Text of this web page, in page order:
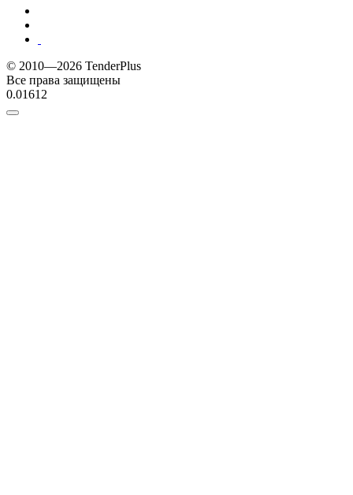
© 2010—2026 TenderPlus
Все права защищены
0.01612